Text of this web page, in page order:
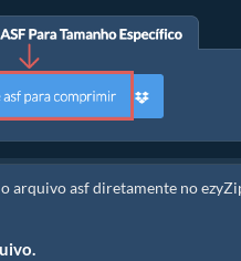
arquivo asf diretamente no